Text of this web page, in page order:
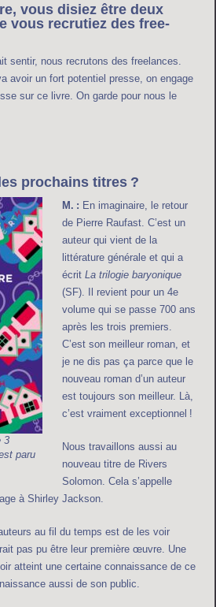
vous disiez être deux
vous recrutiez des free-
sentir, nous recrutons des freelances.
avoir un fort potentiel presse, on engage
sur ce livre. On garde pour nous le
prochains titres ?
3
paru
M. : En imaginaire, le retour
de Pierre Raufast. C’est un
auteur qui vient de la
littérature générale et qui a
écritLa trilogie baryonique
(SF). Il revient pour un 4e
volume qui se passe 700 ans
après les trois premiers.
C’est son meilleur roman, et
je ne dis pas ça parce que le
nouveau roman d’un auteur
est toujours son meilleur. Là,
c’est vraiment exceptionnel !
Nous travaillons aussi au
nouveau titre de Rivers
Solomon. Cela s’appelle
à Shirley Jackson.
au fil du temps est de les voir
pas pu être leur première œuvre. Une
atteint une certaine connaissance de ce
aussi de son public.